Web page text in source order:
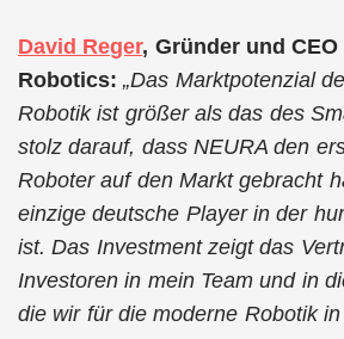
David Reger, Gründer und CEO
Robotics: „Das Marktpotenzial
Robotik ist größer als das des
stolz darauf, dass NEURA den
Roboter auf den Markt gebracht
einzige deutsche Player in der
ist. Das Investment zeigt das
Investoren in mein Team und in
die wir für die moderne Robotik